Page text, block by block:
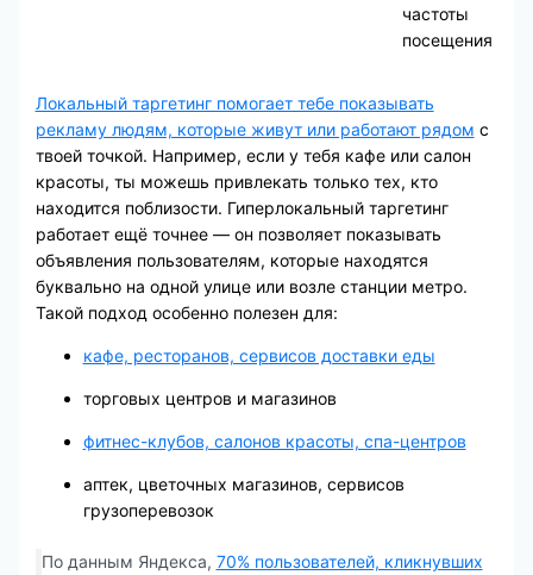
частоты
посещения
Локальный таргетинг помогает тебе показывать
рекламу людям, которые живут или работают рядом с
твоей точкой. Например, если у тебя кафе или салон
красоты, ты можешь привлекать только тех, кто
находится поблизости. Гиперлокальный таргетинг
работает ещё точнее — он позволяет показывать
объявления пользователям, которые находятся
буквально на одной улице или возле станции метро.
Такой подход особенно полезен для:
кафе, ресторанов, сервисов доставки еды
торговых центров и магазинов
фитнес-клубов, салонов красоты, спа-центров
аптек, цветочных магазинов, сервисов
грузоперевозок
По данным Яндекса, 70% пользователей, кликнувших